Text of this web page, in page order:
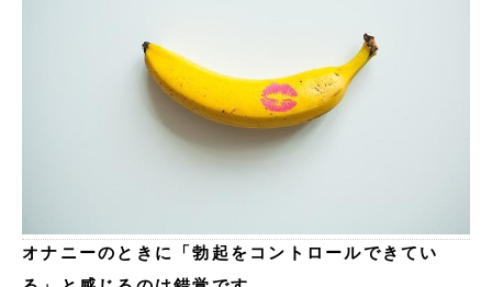
オナニーのときに「勃起をコントロールできてい